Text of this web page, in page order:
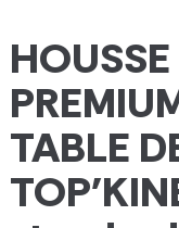
TABLE